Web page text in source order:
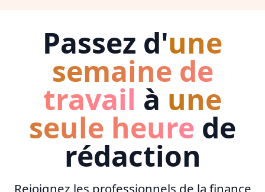
Passez d'une
semaine de
travail à une
seule heure de
rédaction
Rejoignez les professionnels de la finance